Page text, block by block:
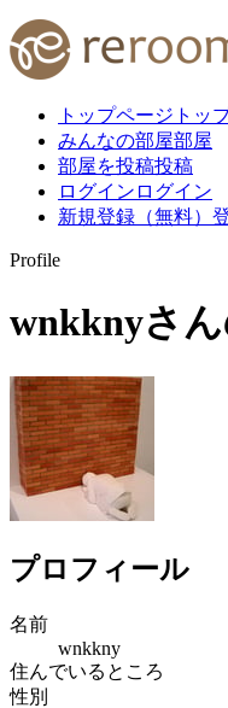
トップページ トッ
みんなの部屋部屋
部屋を投稿投稿
ログイン ログイン
新規登録（無料）
Profile
wnkknyさ
プロフィール
名前
wnkkny
住んでいるところ
性別